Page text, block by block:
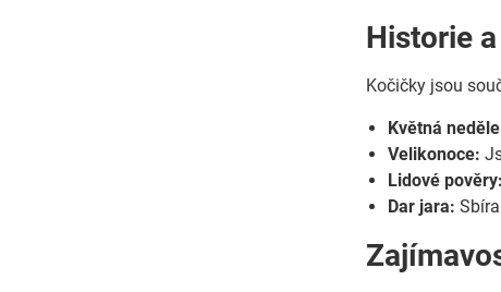
Historie
Kočičky jsou
Květná
Velikonoce:
Lidové pověry:
Dar jara: